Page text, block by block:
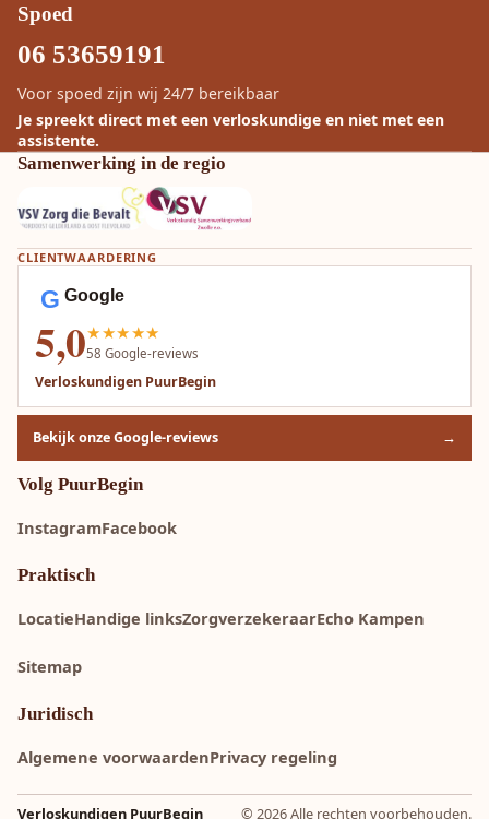
Spoed
06 53659191
Voor spoed zijn wij 24/7 bereikbaar
Je spreekt direct met een verloskundige en niet met een
assistente.
Samenwerking in de regio
CLIENTWAARDERING
G Google
5,0★★★★★
58 Google-reviews
Verloskundigen PuurBegin
Bekijk onze Google-reviews →
Volg PuurBegin
InstagramFacebook
Praktisch
LocatieHandige linksZorgverzekeraarEcho Kampen
Sitemap
Juridisch
Algemene voorwaardenPrivacy regeling
Verloskundigen PuurBegin © 2026 Alle rechten voorbehouden.